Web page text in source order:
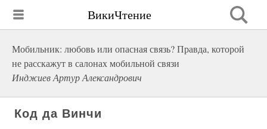
ВикиЧтение
Мобильник: любовь или опасная связь? Правда, которой
не расскажут в салонах мобильной связи
Инджиев Артур Александрович
Код да Винчи